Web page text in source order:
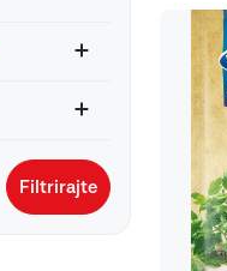
Filtrirajte